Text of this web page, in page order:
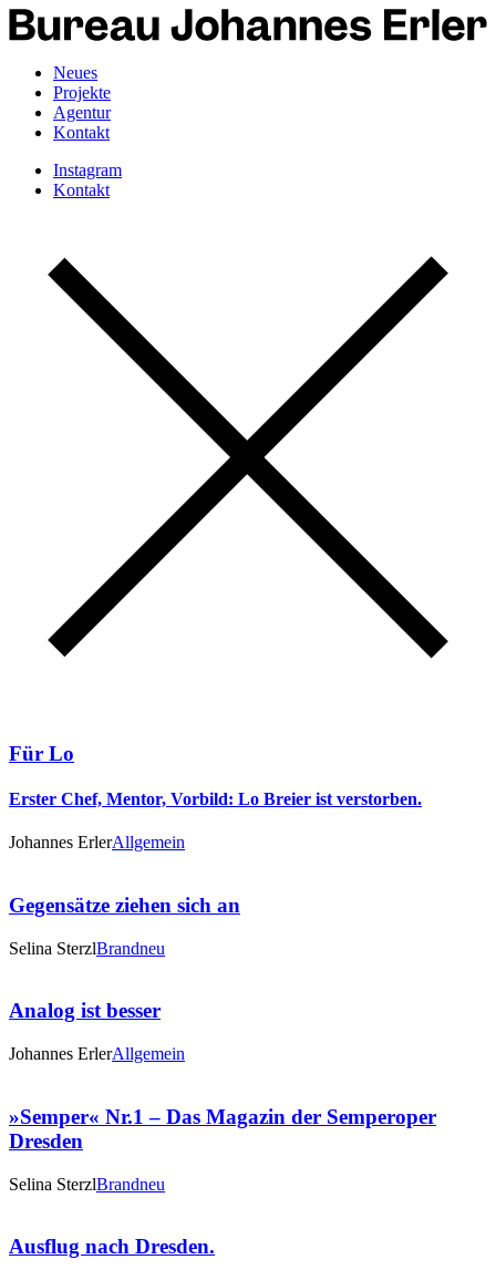
Neues
Projekte
Agentur
Kontakt
Instagram
Kontakt
Für Lo
Erster Chef, Mentor, Vorbild: Lo Breier ist verstorben.
Johannes ErlerAllgemein
Gegensätze ziehen sich an
Selina SterzlBrandneu
Analog ist besser
Johannes ErlerAllgemein
»Semper« Nr.1 – Das Magazin der Semperoper
Dresden
Selina SterzlBrandneu
Ausflug nach Dresden.